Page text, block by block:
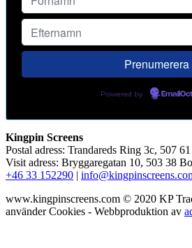
Powered by
Kingpin Screens
Postal adress: Trandareds Ring 3c, 507
Visit adress: Bryggaregatan 10, 503 38
+46 33 152290 |
www.kingpinscreens.com © 2020 KP
använder Cookies - Webbproduktion av